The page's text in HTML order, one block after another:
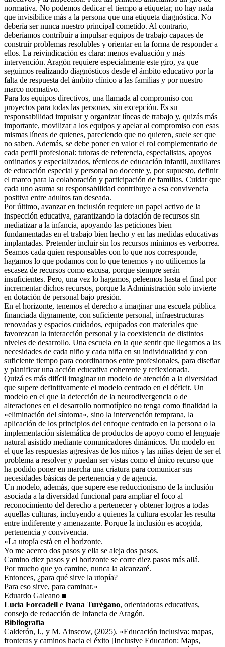
normativa. No podemos dedicar el tiempo a etiquetar, no hay nada
que invisibilice más a la persona que una etiqueta diagnóstica. No
debería ser nunca nuestro principal cometido. Al contrario,
deberíamos contribuir a impulsar equipos de trabajo capaces de
construir problemas resolubles y orientar en la forma de responder a
ellos. La reivindicación es clara: menos evaluación y más
intervención. Aragón requiere especialmente este giro, ya que
seguimos realizando diagnósticos desde el ámbito educativo por la
falta de respuesta del ámbito clínico a las familias y por nuestro
marco normativo.
Para los equipos directivos, una llamada al compromiso con
proyectos para todas las personas, sin excepción. Es su
responsabilidad impulsar y organizar líneas de trabajo y, quizás más
importante, movilizar a los equipos y apelar al compromiso con esas
mismas líneas de quienes, pareciendo que no quieren, suele ser que
no saben. Además, se debe poner en valor el rol complementario de
cada perfil profesional: tutoras de referencia, especialistas, apoyos
ordinarios y especializados, técnicos de educación infantil, auxiliares
de educación especial y personal no docente y, por supuesto, definir
el marco para la colaboración y participación de familias. Cuidar que
cada uno asuma su responsabilidad contribuye a esa convivencia
positiva entre adultos tan deseada.
Por último, avanzar en inclusión requiere un papel activo de la
inspección educativa, garantizando la dotación de recursos sin
mediatizar a la infancia, apoyando las peticiones bien
fundamentadas en el trabajo bien hecho y en las medidas educativas
implantadas. Pretender incluir sin los recursos mínimos es verborrea.
Seamos cada quien responsables con lo que nos corresponde,
hagamos lo que podamos con lo que tenemos y no utilicemos la
escasez de recursos como excusa, porque siempre serán
insuficientes. Pero, una vez lo hagamos, peleemos hasta el final por
incrementar dichos recursos, porque la Administración solo invierte
en dotación de personal bajo presión.
En el horizonte, tenemos el derecho a imaginar una escuela pública
financiada dignamente, con suficiente personal, infraestructuras
renovadas y espacios cuidados, equipados con materiales que
favorezcan la interacción personal y la coexistencia de distintos
niveles de desarrollo. Una escuela en la que sentir que llegamos a las
necesidades de cada niño y cada niña en su individualidad y con
suficiente tiempo para coordinarnos entre profesionales, para diseñar
y planificar una acción educativa coherente y reflexionada.
Quizá es más difícil imaginar un modelo de atención a la diversidad
que supere definitivamente el modelo centrado en el déficit. Un
modelo en el que la detección de la neurodivergencia o de
alteraciones en el desarrollo normotípico no tenga como finalidad la
«eliminación del síntoma», sino la intervención temprana, la
aplicación de los principios del enfoque centrado en la persona o la
implementación sistemática de productos de apoyo como el lenguaje
natural asistido mediante comunicadores dinámicos. Un modelo en
el que las respuestas agresivas de los niños y las niñas dejen de ser el
problema a resolver y puedan ser vistas como el único recurso que
ha podido poner en marcha una criatura para comunicar sus
necesidades básicas de pertenencia y de agencia.
Un modelo, además, que supere ese reduccionismo de la inclusión
asociada a la diversidad funcional para ampliar el foco al
reconocimiento del derecho a pertenecer y obtener logros a todas
aquellas culturas, incluyendo a quienes la cultura escolar les resulta
entre indiferente y amenazante. Porque la inclusión es acogida,
pertenencia y convivencia.
«La utopía está en el horizonte.
Yo me acerco dos pasos y ella se aleja dos pasos.
Camino diez pasos y el horizonte se corre diez pasos más allá.
Por mucho que yo camine, nunca la alcanzaré.
Entonces, ¿para qué sirve la utopía?
Para eso sirve, para caminar.»
Eduardo Galeano ■
Lucía Forcadell e Ivana Turégano, orientadoras educativas,
consejo de redacción de Infancia de Aragón.
Bibliografía
Calderón, I., y M. Ainscow, (2025). «Educación inclusiva: mapas,
fronteras y caminos hacia el éxito [Inclusive Education: Maps,